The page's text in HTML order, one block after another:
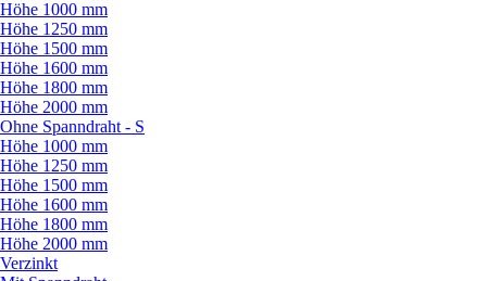
Höhe 1000 mm
Höhe 1250 mm
Höhe 1500 mm
Höhe 1600 mm
Höhe 1800 mm
Höhe 2000 mm
Ohne Spanndraht - S
Höhe 1000 mm
Höhe 1250 mm
Höhe 1500 mm
Höhe 1600 mm
Höhe 1800 mm
Höhe 2000 mm
Verzinkt